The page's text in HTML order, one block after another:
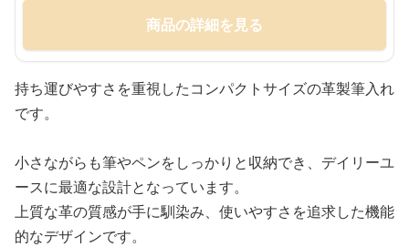
商品の詳細を見る
持ち運びやすさを重視したコンパクトサイズの革製筆入れ
です。
小さながらも筆やペンをしっかりと収納でき、デイリーユ
ースに最適な設計となっています。
上質な革の質感が手に馴染み、使いやすさを追求した機能
的なデザインです。